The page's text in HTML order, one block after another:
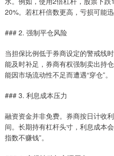
20%。若杠杆倍数更高，亏损可能迅
### 2. 强制平仓风险
当担保比例低于券商设定的警戒线
能及时补足，券商有权强制卖出持
能因市场流动性不足而遭遇“穿仓”。
### 3. 利息成本压力
融资资金并非免费。券商按日计收
间。长期持有杠杆头寸，利息成本
指数不赚钱”。